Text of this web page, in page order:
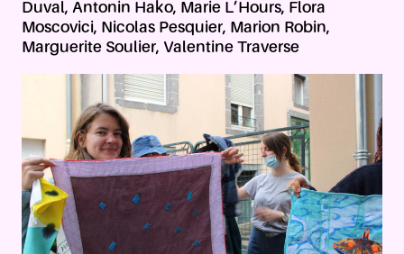
Duval, Antonin Hako, Marie L’Hours, Flora
Moscovici, Nicolas Pesquier, Marion Robin,
Marguerite Soulier, Valentine Traverse